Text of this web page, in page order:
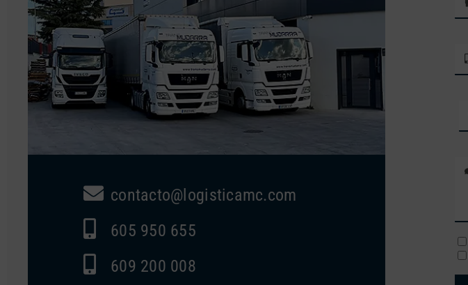
contacto@logisticamc.com
605 950 655
609 200 008